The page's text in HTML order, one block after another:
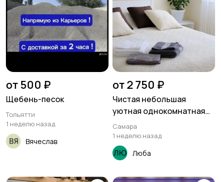
от 500 ₽
Щебень-песок
Тольятти
1 неделю назад
Вячеслав
от 2 750 ₽
Чистая небольшая
уютная однокомнатная
квартира для
комфортного отдыха
Самара
1 неделю назад
Люба